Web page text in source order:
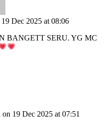
19 Dec 2025 at 08:06
BANGETT SERU. YG MC
on 19 Dec 2025 at 07:51